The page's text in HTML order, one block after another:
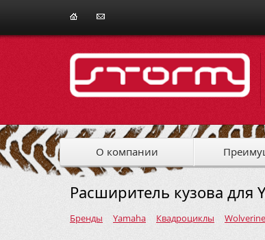
О компании
Расширитель кузова для
Бренды Yamaha Квадроциклы